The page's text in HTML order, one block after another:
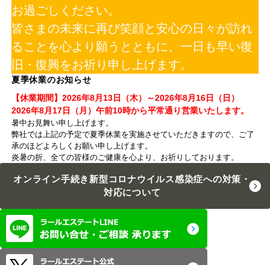
お過ごしください。
皆さまの未来に再び笑顔と安心の日々が訪れ
ることを心より願うとともに、一日も早い復
旧・復興をお祈り申し上げます。
夏季休業のお知らせ
【休業期間】2026年8月13日（木）～2026年8月16日（日）
2026年8月17日（月）午前10時から平常通り営業いたします。
暑中お見舞い申し上げます。
弊社では上記の予定で夏季休業を実施させていただきますので、ご了
承のほどよろしくお願い申し上げます。
炎暑の折、全ての皆様のご健康を心より、お祈りしております。
オンライン手続き新型コロナウイルス感染症への対策・
対応について